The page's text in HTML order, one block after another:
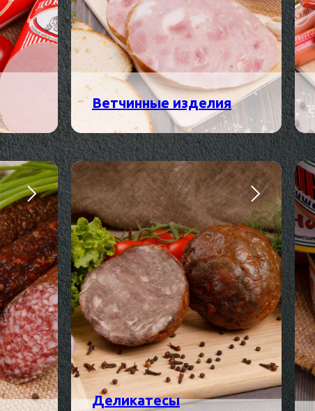
Ветчинные изделия
Деликатесы